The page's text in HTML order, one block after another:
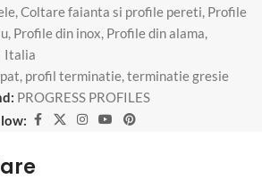
,Coltare faianta si profile pereti, Profile
, Profile din inox, Profile din alama,
Italia
, profil terminatie,terminatie gresie
PROGRESS PROFILES